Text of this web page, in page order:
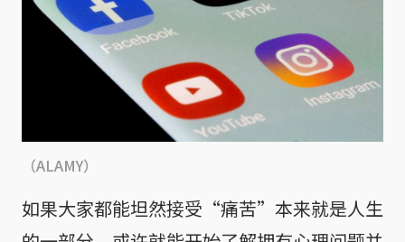
（ALAMY）
如果大家都能坦然接受“痛苦”本来就是人生